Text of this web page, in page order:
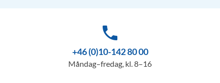
phone
+46 (0)10-142 80 00
Måndag–fredag, kl. 8–16